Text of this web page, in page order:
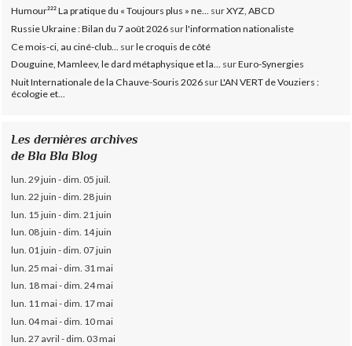
Humour²²² La pratique du « Toujours plus » ne... surXYZ, ABCD
Russie Ukraine : Bilan du 7 août 2026 surl'information nationaliste
Ce mois-ci, au ciné-club...
surle croquis de côté
Douguine, Mamleev, le dard métaphysique et la... surEuro-Synergies
Nuit Internationale de la Chauve-Souris 2026 surL'AN VERT de Vouziers :
écologie et...
Les dernières archives
de Bla Bla Blog
lun. 29 juin - dim. 05 juil.
lun. 22 juin - dim. 28 juin
lun. 15 juin - dim. 21 juin
lun. 08 juin - dim. 14 juin
lun. 01 juin - dim. 07 juin
lun. 25 mai - dim. 31 mai
lun. 18 mai - dim. 24 mai
lun. 11 mai - dim. 17 mai
lun. 04 mai - dim. 10 mai
lun. 27 avril - dim. 03 mai